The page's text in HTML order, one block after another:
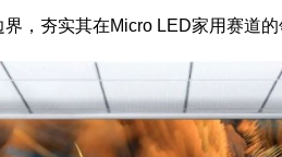
，夯实其在Micro LED家用赛道的